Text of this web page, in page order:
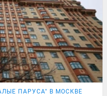
ПАРУСА" В МОСКВЕ